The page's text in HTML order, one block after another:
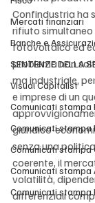
Mercati finanziari
Banche e
SENTENZE DELLA
Visual Capitalist
Comunicati stampa
Comunicati stampa
Comunicati stampa
Comunicati stampa
Comunicati stampa
Confindustria ha
rifiuto simultaneo
fotovoltaico ed
problema non
ma industriale,
e imprese di un
giuridico-
senza una
coerente, il
volatilità,
differenziali